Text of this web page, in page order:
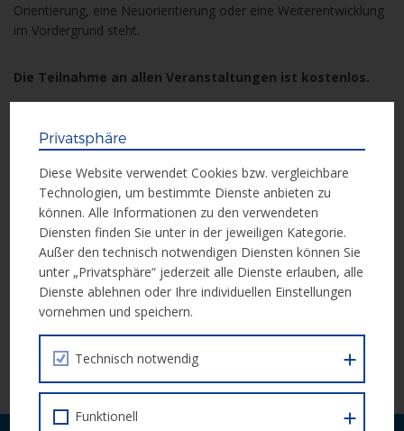
Orientierung, eine Neuorientierung oder eine Weiterentwicklung
im Vordergrund steht.
Die Teilnahme an allen Veranstaltungen ist kostenlos.
Soziales & Gesundheit
Technik & Digitalisierung
. Besonders hervorzuheben sind die
Großveranstaltungen , bei denen eine Vielzahl an Angeboten
an einem Ort gebündelt werden.
Das zentrale Element des Festivals bildet dieFuture Fit
Experiencein derHofstallung im Museumsquartier Wien
In einer interaktiven Erlebniswelt kann dort in die Arbeitswelt der
Zukunft eingetaucht werden.
Alle Informationen zum Programm gibt es auf der
Website des
Privatsphäre
Diese Website verwendet Cookies bzw. vergleichbare
Technologien, um bestimmte Dienste anbieten zu
können. Alle Informationen zu den verwendeten
Diensten finden Sie unter in der jeweiligen Kategorie.
Außer den technisch notwendigen Diensten können Sie
unter „Privatsphäre“ jederzeit alle Dienste erlauben, alle
Dienste ablehnen oder Ihre individuellen Einstellungen
vornehmen und speichern.
Technisch notwendig
Funktionell